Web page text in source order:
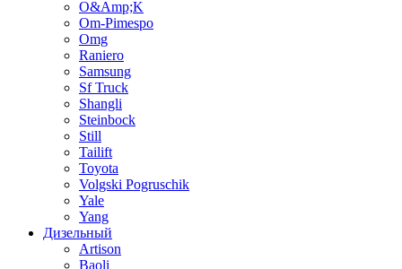
O&Amp;K
Om-Pimespo
Omg
Raniero
Samsung
Sf Truck
Shangli
Steinbock
Still
Tailift
Toyota
Volgski Pogruschik
Yale
Yang
Дизельный
Artison
Baoli